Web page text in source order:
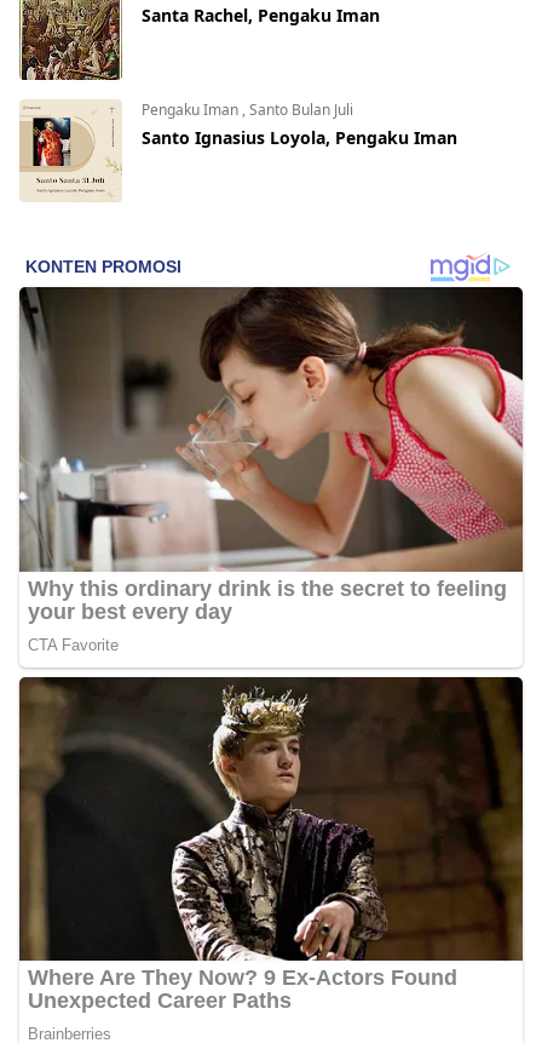
Santa Rachel, Pengaku Iman
Pengaku Iman ,Santo Bulan Juli
Santo Ignasius Loyola, Pengaku Iman